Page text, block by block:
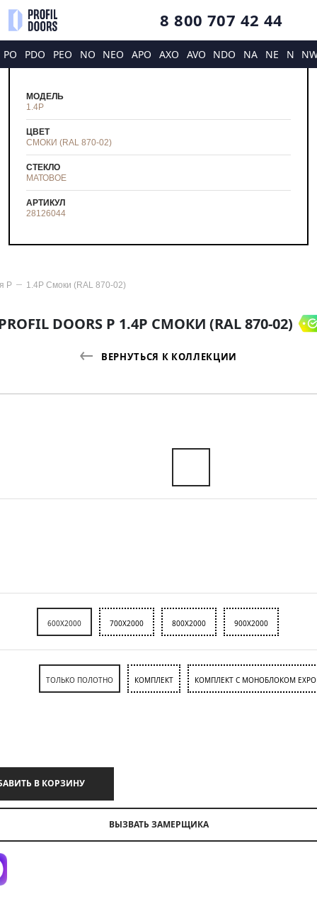
8 800 707 42 44
PO PDO PEO NO NEO APO AXO AVO NDO NA NE N
МОДЕЛЬ
1.4P
ЦВЕТ
СМОКИ (RAL 870-02)
СТЕКЛО
МАТОВОЕ
АРТИКУЛ
28126044
P 1.4P Смоки (RAL 870-02)
DOORS P 1.4P СМОКИ (RAL 870-02)
ВЕРНУТЬСЯ К КОЛЛЕКЦИИ
600X2000 700X2000 800X2000 900X2000
ТОЛЬКО ПОЛОТНО КОМПЛЕКТ КОМПЛЕКТ С МОНОБЛОКОМ
ДОБАВИТЬ В КОРЗИНУ
ВЫЗВАТЬ ЗАМЕРЩИКА